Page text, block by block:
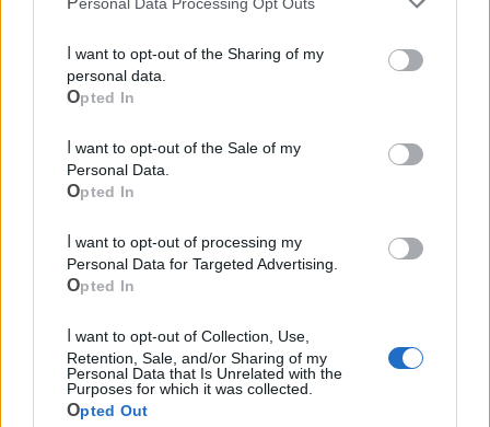
personal data.
Opted In
Personal Data.
Opted In
Personal Data for Targeted Advertising.
Opted In
Retention, Sale, and/or Sharing of my
Personal Data that Is Unrelated with the
Purposes for which it was collected.
Opted Out
Mondo CIA